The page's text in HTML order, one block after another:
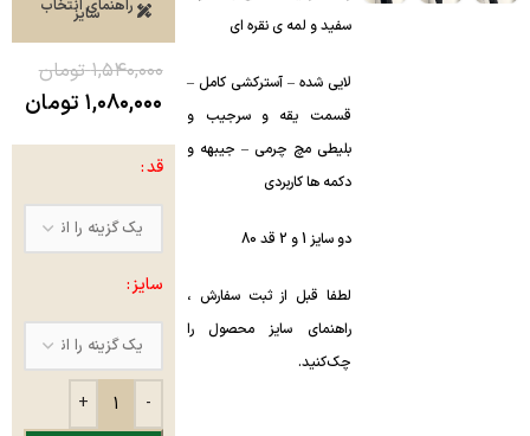
سفید و لمه ی نقره ای
لایی شده – آسترکشی کامل –
قسمت یقه و سرجیب و
بلیطی مچ چرمی – جیبهه و
دکمه ها کاربردی
دو سایز 1 و 2 قد 80
لطفا قبل از ثبت سفارش ،
راهنمای سایز محصول را
چک‌کنید.
راهنمای انتخاب
سایز
۱,۵۴۰,۰۰۰ تومان
۱,۰۸۰,۰۰۰ تومان
قد
سایز